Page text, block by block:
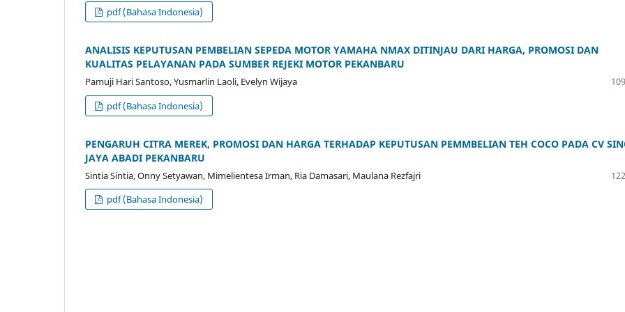
pdf (Bahasa Indonesia)
ANALISIS KEPUTUSAN PEMBELIAN SEPEDA MOTOR YAMAHA NMAX DITINJAU DARI HARGA, PROMOSI DAN
KUALITAS PELAYANAN PADA SUMBER REJEKI MOTOR PEKANBARU
Pamuji Hari Santoso, Yusmarlin Laoli, Evelyn Wijaya
pdf (Bahasa Indonesia)
PENGARUH CITRA MEREK, PROMOSI DAN HARGA TERHADAP KEPUTUSAN PEMMBELIAN TEH COCO PADA CV
JAYA ABADI PEKANBARU
Sintia Sintia, Onny Setyawan, Mimelientesa Irman, Ria Damasari, Maulana Rezfajri
pdf (Bahasa Indonesia)